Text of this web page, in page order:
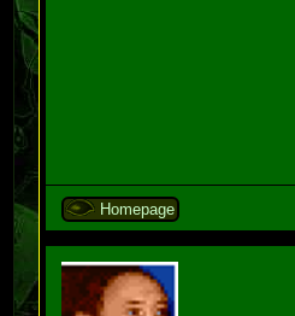
Homepage